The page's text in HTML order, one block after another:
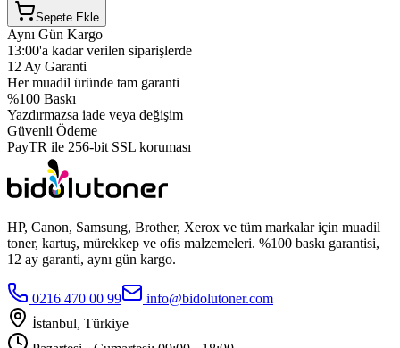
Sepete Ekle
Aynı Gün Kargo
13:00'a kadar verilen siparişlerde
12 Ay Garanti
Her muadil üründe tam garanti
%100 Baskı
Yazdırmazsa iade veya değişim
Güvenli Ödeme
PayTR ile 256-bit SSL koruması
HP, Canon, Samsung, Brother, Xerox ve tüm markalar için muadil
toner, kartuş, mürekkep ve ofis malzemeleri. %100 baskı garantisi,
12 ay garanti, aynı gün kargo.
0216 470 00 99
info@bidolutoner.com
İstanbul, Türkiye